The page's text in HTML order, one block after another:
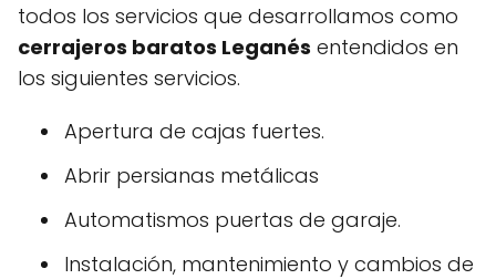
todos los servicios que desarrollamos como
cerrajeros baratos Leganés entendidos en
los siguientes servicios.
Apertura de cajas fuertes.
Abrir persianas metálicas
Automatismos puertas de garaje.
Instalación, mantenimiento y cambios de